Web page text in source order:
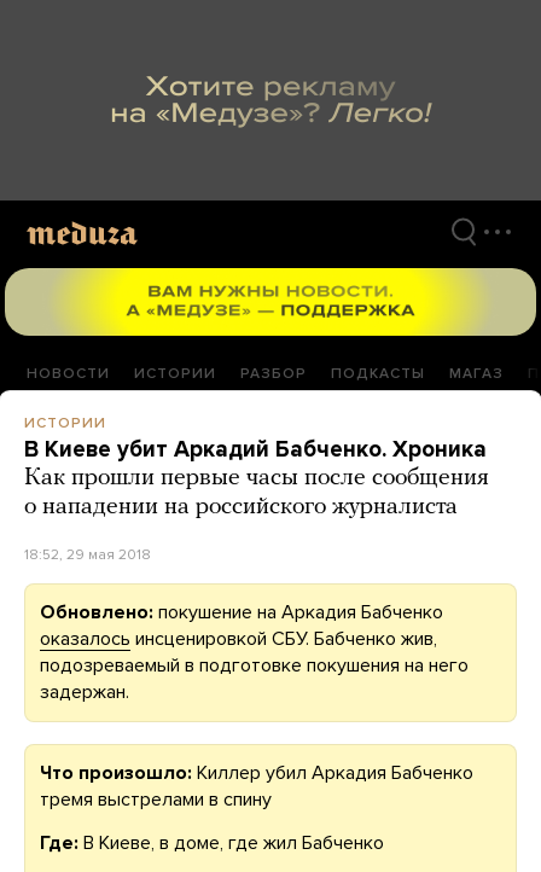
НОВОСТИ ИСТОРИИ РАЗБОР ПОДКАСТЫ МАГАЗ
ИСТОРИИ
В Киеве убит Аркадий Бабченко. Хроника
Как прошли первые часы после сообщения
о нападении на российского журналиста
18:52, 29 мая 2018
Обновлено: покушение на Аркадия Бабченко
оказалось инсценировкой СБУ. Бабченко жив,
подозреваемый в подготовке покушения на него
задержан.
Что произошло: Киллер убил Аркадия Бабченко
тремя выстрелами в спину
Где: В Киеве, в доме, где жил Бабченко